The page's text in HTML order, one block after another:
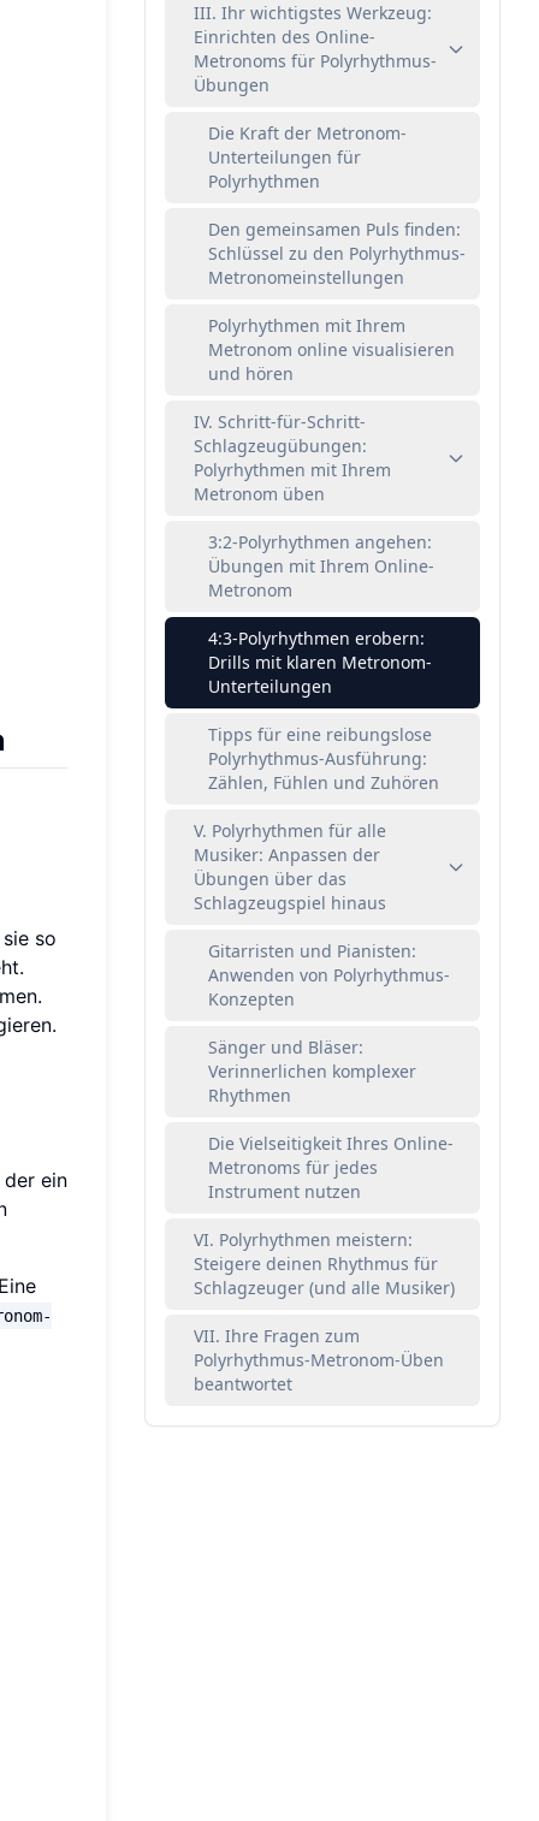
so
ein
III. Ihr wichtigstes Werkzeug:
Einrichten des Online-
Metronoms für Polyrhythmus-
Übungen
Die Kraft der Metronom-
Unterteilungen für
Polyrhythmen
Den gemeinsamen Puls finden:
Schlüssel zu den Polyrhythmus-
Metronomeinstellungen
Polyrhythmen mit Ihrem
Metronom online visualisieren
und hören
IV. Schritt-für-Schritt-
Schlagzeugübungen:
Polyrhythmen mit Ihrem
Metronom üben
3:2-Polyrhythmen angehen:
Übungen mit Ihrem Online-
Metronom
4:3-Polyrhythmen erobern:
Drills mit klaren Metronom-
Unterteilungen
Tipps für eine reibungslose
Polyrhythmus-Ausführung:
Zählen, Fühlen und Zuhören
V. Polyrhythmen für alle
Musiker: Anpassen der
Übungen über das
Schlagzeugspiel hinaus
Gitarristen und Pianisten:
Anwenden von Polyrhythmus-
Konzepten
Sänger und Bläser:
Verinnerlichen komplexer
Rhythmen
Die Vielseitigkeit Ihres Online-
Metronoms für jedes
Instrument nutzen
VI. Polyrhythmen meistern:
Steigere deinen Rhythmus für
Schlagzeuger (und alle Musiker)
VII. Ihre Fragen zum
Polyrhythmus-Metronom-Üben
beantwortet